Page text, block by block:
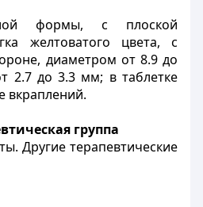
формы, с плоской
желтоватого цвета, с
диаметром от 8.9 до
2.7 до 3.3 мм; в таблетке
вкраплений.
группа
Другие терапевтические